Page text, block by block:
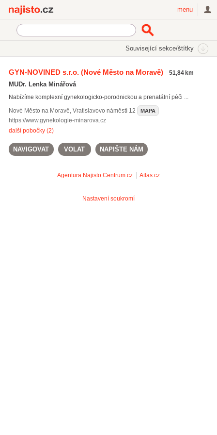
menu
Související sekce/štítky
Dětská gynekologie (8)
GYN-NOVINED s.r.o.(Nové Město na Moravě) 51,84 km
MUDr. Lenka Minářová
Nabízíme komplexní gynekologicko-porodnickou a prenatální péči ...
Nové Město na Moravě, Vratislavovo náměstí 12 MAPA
https://www.gynekologie-minarova.cz
další pobočky (2)
NAVIGOVAT VOLAT NAPIŠTE NÁM
Agentura Najisto Centrum.cz Atlas.cz
Nastavení soukromí